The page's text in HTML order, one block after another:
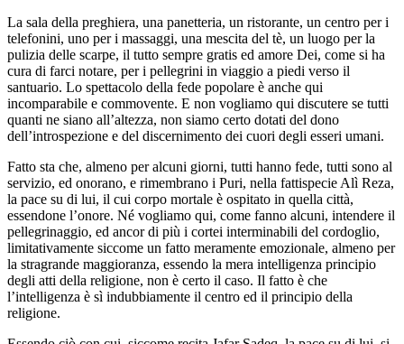
La sala della preghiera, una panetteria, un ristorante, un centro per i
telefonini, uno per i massaggi, una mescita del tè, un luogo per la
pulizia delle scarpe, il tutto sempre gratis ed amore Dei, come si ha
cura di farci notare, per i pellegrini in viaggio a piedi verso il
santuario. Lo spettacolo della fede popolare è anche qui
incomparabile e commovente. E non vogliamo qui discutere se tutti
quanti ne siano all’altezza, non siamo certo dotati del dono
dell’introspezione e del discernimento dei cuori degli esseri umani.
Fatto sta che, almeno per alcuni giorni, tutti hanno fede, tutti sono al
servizio, ed onorano, e rimembrano i Puri, nella fattispecie Alì Reza,
la pace su di lui, il cui corpo mortale è ospitato in quella città,
essendone l’onore. Né vogliamo qui, come fanno alcuni, intendere il
pellegrinaggio, ed ancor di più i cortei interminabili del cordoglio,
limitativamente siccome un fatto meramente emozionale, almeno per
la stragrande maggioranza, essendo la mera intelligenza principio
degli atti della religione, non è certo il caso. Il fatto è che
l’intelligenza è sì indubbiamente il centro ed il principio della
religione.